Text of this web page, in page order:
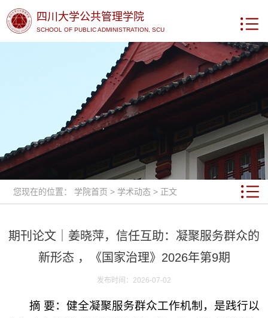
四川大学公共管理学院
SCHOOL OF PUBLIC ADMINISTRATION, SCU
您现在的位置： 学院首页 > 学术动态 > 正文
期刊论文｜姜晓萍，信任互助：凝聚服务群众的
新形态 ，《国家治理》2026年第9期
发布时间：2026-07-02
摘 要：健全凝聚服务群众工作机制，是践行以